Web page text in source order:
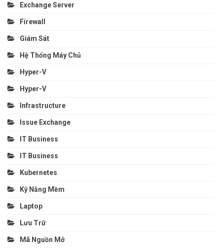
Exchange Server
Firewall
Giám Sát
Hệ Thống Máy Chủ
Hyper-V
Hyper-V
Infrastructure
Issue Exchange
IT Business
IT Business
Kubernetes
Kỹ Năng Mềm
Laptop
Lưu Trữ
Mã Nguồn Mở